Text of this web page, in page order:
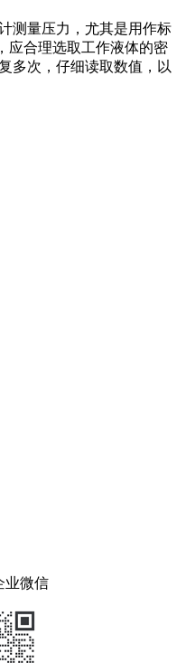
测量压力，尤其是用作标
应合理选取工作液体的密
多次，仔细读取数值，以
业微信